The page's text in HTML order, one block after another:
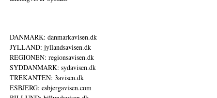
DANMARK: danmarkavisen.dk
JYLLAND: jyllandsavisen.dk
REGIONEN: regionsavisen.dk
SYDDANMARK: sydavisen.dk
TREKANTEN: 3avisen.dk
ESBJERG: esbjergavisen.com